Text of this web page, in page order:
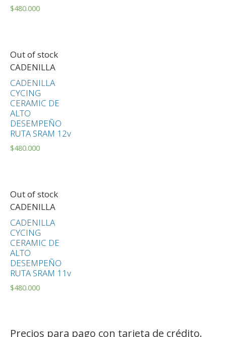
$480.000
Out of stock
CADENILLA
CADENILLA
CYCING
CERAMIC DE
ALTO
DESEMPEÑO
RUTA SRAM 12v
$480.000
Out of stock
CADENILLA
CADENILLA
CYCING
CERAMIC DE
ALTO
DESEMPEÑO
RUTA SRAM 11v
$480.000
Precios para pago con tarjeta de crédito.